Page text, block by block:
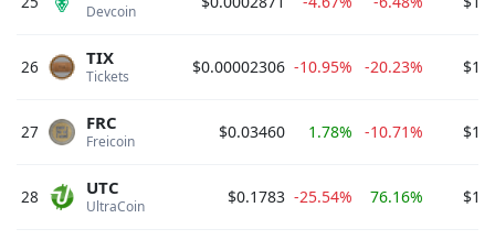
Devcoin
26 Tickets
TIX $0.00002306 -10.95% -20.23%
27 Freicoin
FRC $0.03460 1.78% -10.71%
28 UltraCoin
UTC $0.1783 -25.54% 76.16%